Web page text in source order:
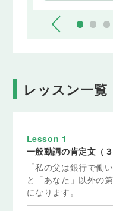
レッスン一覧
Lesson 1
一般動詞の肯定文（
「私の父は銀行で働
と「あなた」以外の
になります。